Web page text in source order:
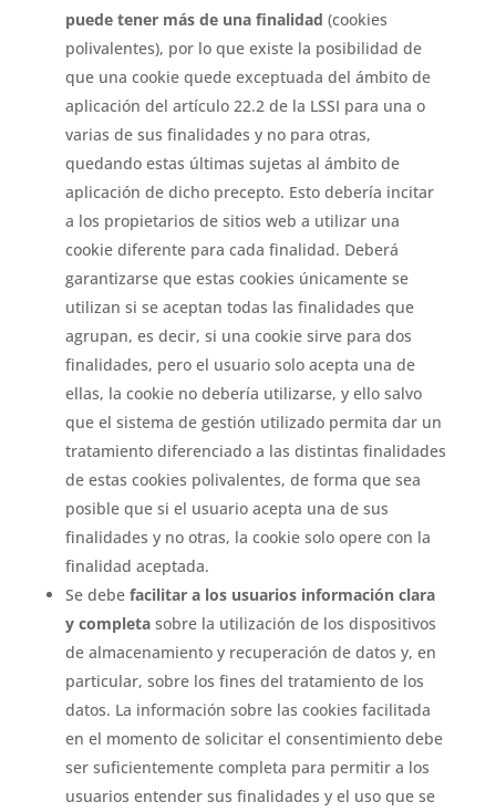
puede tener más de una finalidad (cookies
polivalentes), por lo que existe la posibilidad de
que una cookie quede exceptuada del ámbito de
aplicación del artículo 22.2 de la LSSI para una o
varias de sus finalidades y no para otras,
quedando estas últimas sujetas al ámbito de
aplicación de dicho precepto. Esto debería incitar
a los propietarios de sitios web a utilizar una
cookie diferente para cada finalidad. Deberá
garantizarse que estas cookies únicamente se
utilizan si se aceptan todas las finalidades que
agrupan, es decir, si una cookie sirve para dos
finalidades, pero el usuario solo acepta una de
ellas, la cookie no debería utilizarse, y ello salvo
que el sistema de gestión utilizado permita dar un
tratamiento diferenciado a las distintas finalidades
de estas cookies polivalentes, de forma que sea
posible que si el usuario acepta una de sus
finalidades y no otras, la cookie solo opere con la
finalidad aceptada.
Se debefacilitar a los usuarios información clara
y completa sobre la utilización de los dispositivos
de almacenamiento y recuperación de datos y, en
particular, sobre los fines del tratamiento de los
datos. La información sobre las cookies facilitada
en el momento de solicitar el consentimiento debe
ser suficientemente completa para permitir a los
usuarios entender sus finalidades y el uso que se